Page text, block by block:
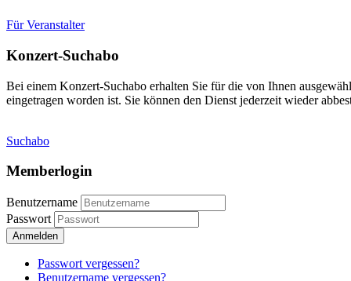
Für Veranstalter
Konzert-Suchabo
Bei einem Konzert-Suchabo erhalten Sie für die von Ihnen
eingetragen worden ist. Sie können den Dienst jederzeit wieder
Suchabo
Memberlogin
Benutzername
Passwort
Anmelden
Passwort vergessen?
Benutzername vergessen?